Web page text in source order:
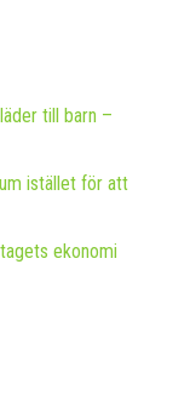
till barn –
istället för att
ekonomi